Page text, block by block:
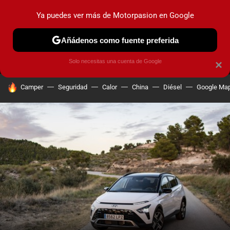
MENÚ NUEVO
COCHES ELÉCTRICOS OBSERVATORIO
HOY SE HABLA DE
Camper Seguridad Calor China Diésel Google
×
Ya puedes ver más de Motorpasion en Google
Añádenos como fuente preferida
Solo necesitas una cuenta de Google